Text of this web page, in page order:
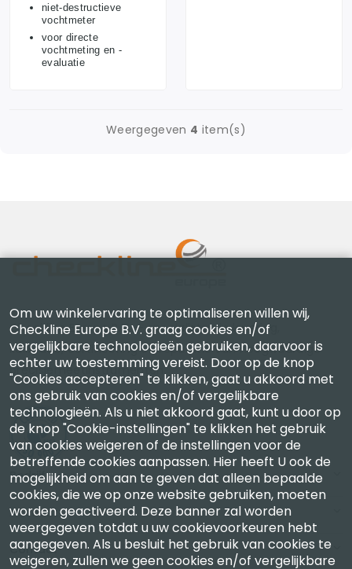
niet-destructieve
vochtmeter
voor directe
vochtmeting en -
evaluatie
Weergegeven 4 item(s)
Checkline Europe B.V. — specialisten in levering,
kalibratie, certificering en reparatie van hoogwaardige
precisiemeetinstrumenten.
Bedrijf
Account
Contact
Om uw winkelervaring te optimaliseren willen wij,
Checkline Europe B.V. graag cookies en/of
vergelijkbare technologieën gebruiken, daarvoor is
echter uw toestemming vereist. Door op de knop
"Cookies accepteren" te klikken, gaat u akkoord met
ons gebruik van cookies en/of vergelijkbare
technologieën. Als u niet akkoord gaat, kunt u door op
de knop "Cookie-instellingen" te klikken het gebruik
van cookies weigeren of de instellingen voor de
betreffende cookies aanpassen. Hier heeft U ook de
mogelijkheid om aan te geven dat alleen bepaalde
cookies, die we op onze website gebruiken, moeten
worden geactiveerd. Deze banner zal worden
weergegeven totdat u uw cookievoorkeuren hebt
aangegeven. Als u besluit het gebruik van cookies te
weigeren, zullen we geen cookies en/of vergelijkbare